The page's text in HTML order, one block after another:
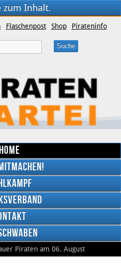
zum Inhalt.
Flaschenpost Shop Pirateninfo
Home
Piraten am 06. August